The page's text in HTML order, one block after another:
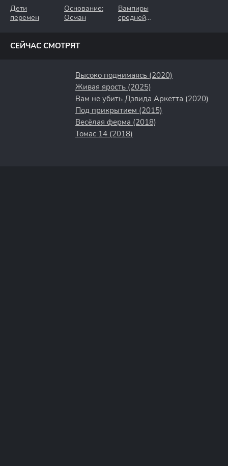
Дети
перемен
Основание:
Осман
Вампиры
средней
СЕЙЧАС СМОТРЯТ
Высоко поднимаясь (2020)
Живая ярость (2025)
Вам не убить Дэвида Аркетта (2020)
Под прикрытием (2015)
Весёлая ферма (2018)
Томас 14 (2018)